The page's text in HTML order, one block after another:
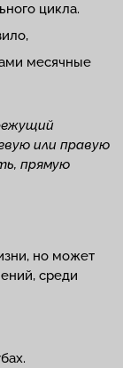
цикла.
месячные
или правую
прямую
но может
среди